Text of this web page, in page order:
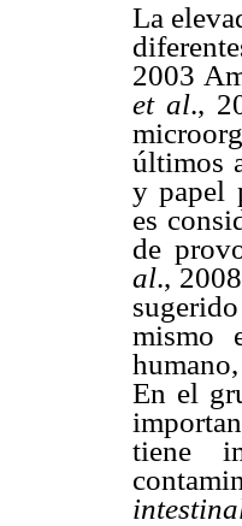
La
2003
et al.,
últimos
y papel
es
de
al.,
mismo
En el
tiene